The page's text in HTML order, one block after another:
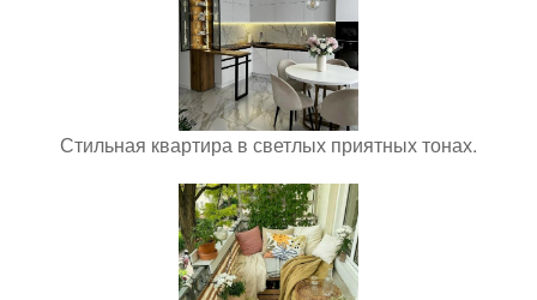
Стильная квартира в светлых приятных тонах.